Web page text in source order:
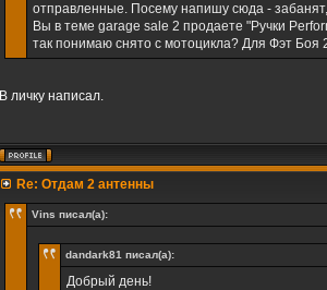
отправленные. Посему напишу сюда -
Вы в теме garage sale 2 продаете "Ручки
так понимаю снято с мотоцикла? Для Фэт Боя
В личку написал.
Re: Отдам 2 антенны
Vins писал(а):
dandark81 писал(а):
Добрый день!